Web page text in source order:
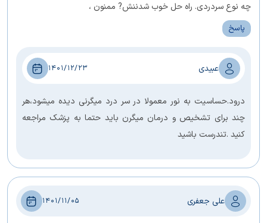
چه نوع سردردی. راه حل خوب شدننش? ممنون ،
پاسخ
عبیدی 1401/12/23
درود.حساسیت به نور معمولا در سر درد میگرنی دیده میشود،هر
چند برای تشخیص و درمان میگرن باید حتما به پزشک مراجعه
کنید .تندرست باشید
علی جعفری 1401/11/05